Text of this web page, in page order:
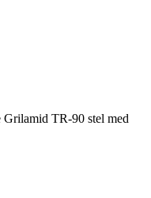
TR-90 stel med